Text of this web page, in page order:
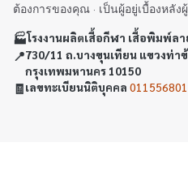
ต้องการของคุณ · เป็นผู้อยู่เบื้องหลั
🏭โรงงานผลิตเสื้อกีฬา เสื้อพิมพ์ล
📍730/11 ถ.บางขุนเทียน แขวงท่า
กรุงเทพมหานคร 10150
🧾เลขทะเบียนนิติบุคคล